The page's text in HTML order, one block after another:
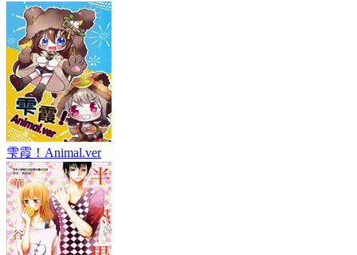
雫霞！Animal.ver